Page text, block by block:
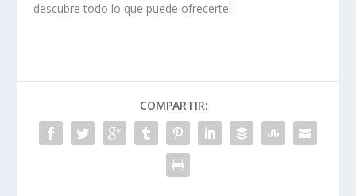
descubre todo lo que puede ofrecerte!
COMPARTIR: